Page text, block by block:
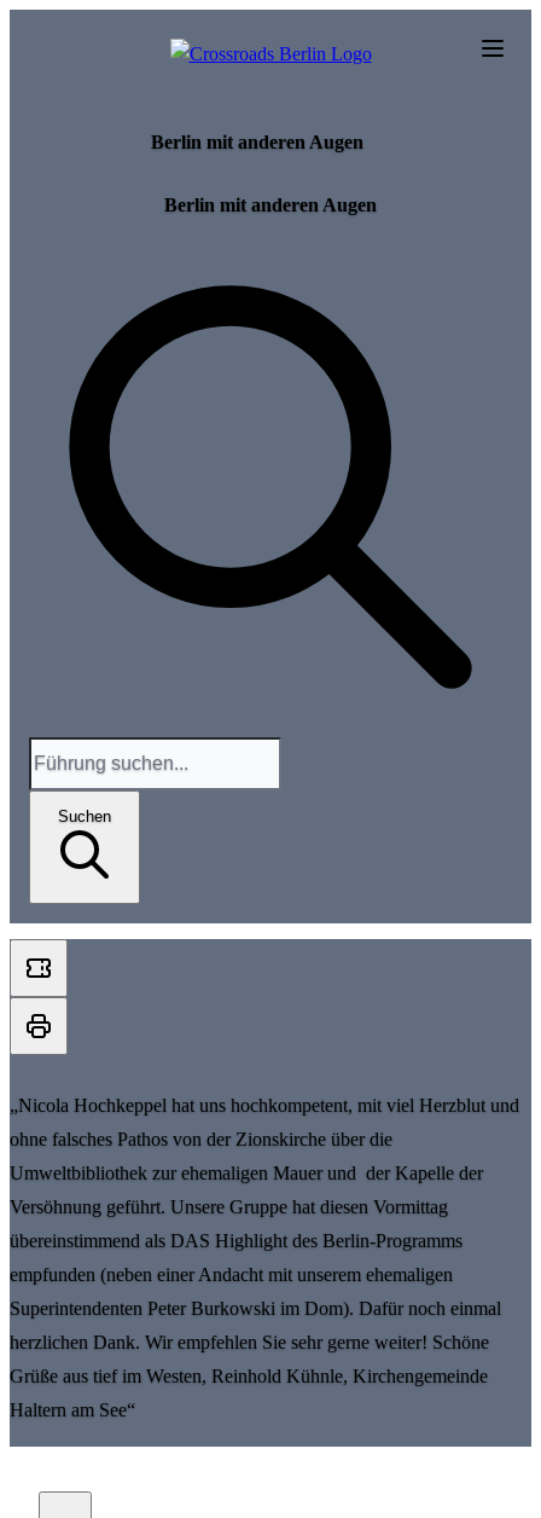
Berlin mit anderen Augen
Berlin mit anderen Augen
Suchen
„Nicola Hochkeppel hat uns hochkompetent, mit viel Herzblut und
ohne falsches Pathos von der Zionskirche über die
Umweltbibliothek zur ehemaligen Mauer und der Kapelle der
Versöhnung geführt. Unsere Gruppe hat diesen Vormittag
übereinstimmend als DAS Highlight des Berlin-Programms
empfunden (neben einer Andacht mit unserem ehemaligen
Superintendenten Peter Burkowski im Dom). Dafür noch einmal
herzlichen Dank. Wir empfehlen Sie sehr gerne weiter! Schöne
Grüße aus tief im Westen, Reinhold Kühnle, Kirchengemeinde
Haltern am See“